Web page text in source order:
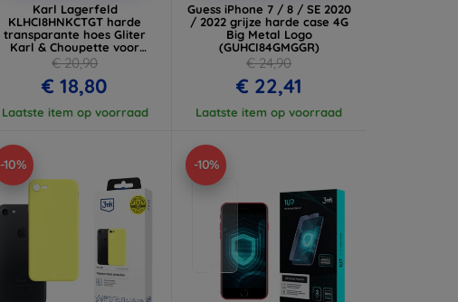
Karl Lagerfeld
KLHCI8HNKCTGT harde
transparante hoes Gliter
Karl & Choupette voor
iPhone 7/8/ SE 2020 / SE
2022
€ 20,90
€ 18,80
Laatste item op voorraad
Guess iPhone 7 / 8 / SE 2020
/ 2022 grijze harde case 4G
Big Metal Logo
(GUHCI84GMGGR)
€ 24,90
€ 22,41
Laatste item op voorraad
-10% -10%